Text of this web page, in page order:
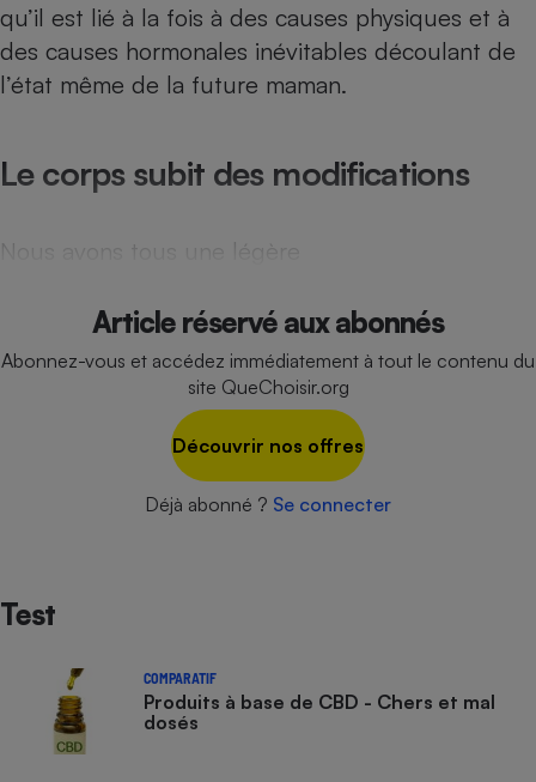
qu’il est lié à la fois à des causes physiques et à
des causes hormonales inévitables découlant de
l’état même de la future maman.
Le corps subit des modifications
Nous avons tous une légère
Article réservé aux abonnés
Abonnez-vous et accédez immédiatement à tout le contenu du
site QueChoisir.org
Découvrir nos offres
Déjà abonné ? Se connecter
Test
COMPARATIF
Produits à base de CBD - Chers et mal
dosés
Climatiseur -
Ventilateur